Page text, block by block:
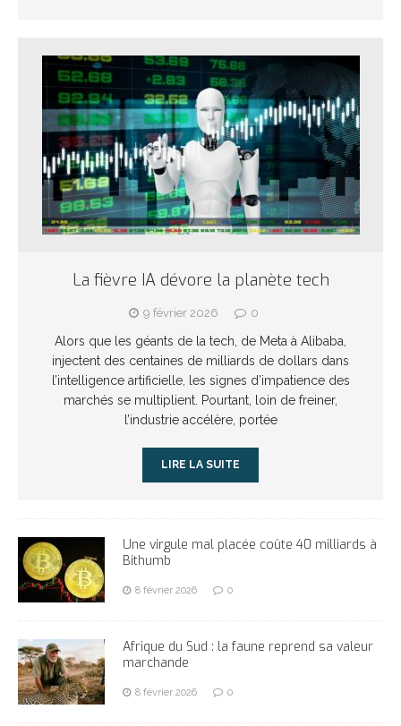
La fièvre IA dévore la planète tech
9 février 2026 0
Alors que les géants de la tech, de Meta à Alibaba,
injectent des centaines de milliards de dollars dans
l’intelligence artificielle, les signes d’impatience des
marchés se multiplient. Pourtant, loin de freiner,
l’industrie accélère, portée
LIRE LA SUITE
Une virgule mal placée coûte 40 milliards à
Bithumb
8 février 2026 0
Afrique du Sud : la faune reprend sa valeur
marchande
8 février 2026 0